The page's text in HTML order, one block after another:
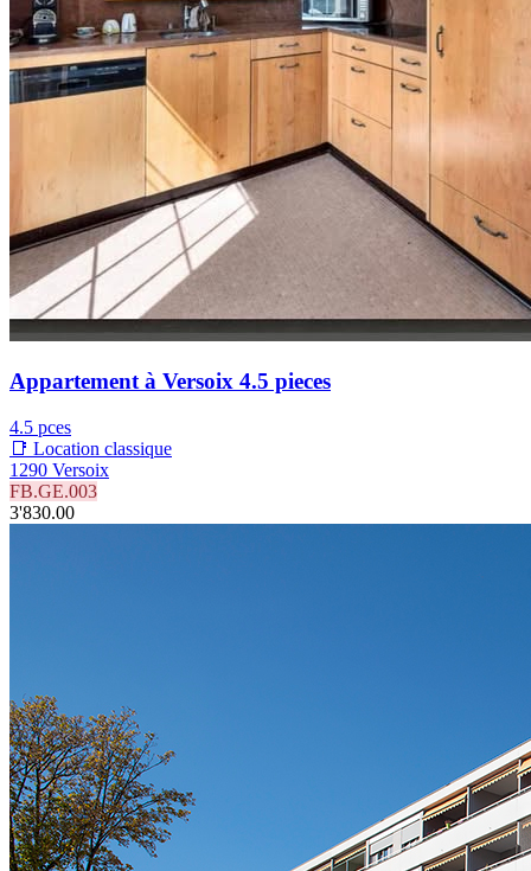
Appartement à Versoix 4.5 pieces
4.5 pces
📑 Location classique
1290 Versoix
FB.GE.003
3'830.00